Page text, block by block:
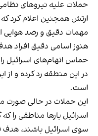
حملات علیه نیروهای
ارتش همچنین اعلام کرد
مهمات دقیق و رصد هوایی
هنوز اسامی دقیق افراد
حماس اتهام‌های اسرائیل
در این منطقه رد کرده و از
است.
این حملات در حالی صورت
اسرائیل بارها مناطقی را
سوی اسرائیل باشند، هدف